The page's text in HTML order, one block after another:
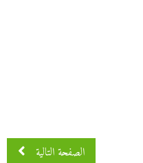
الصفحة التالية